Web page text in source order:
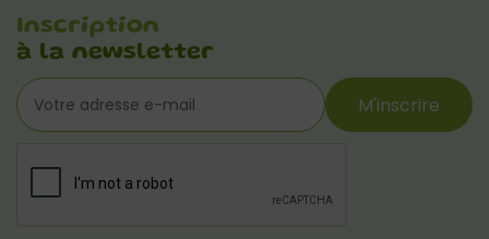
Inscription
à la newsletter
M'inscrire